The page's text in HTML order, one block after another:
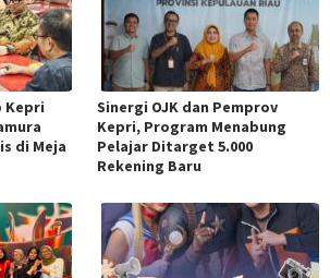
Kepri
di Meja
Sinergi OJK dan Pemprov
Kepri, Program Menabung
Pelajar Ditarget 5.000
Rekening Baru